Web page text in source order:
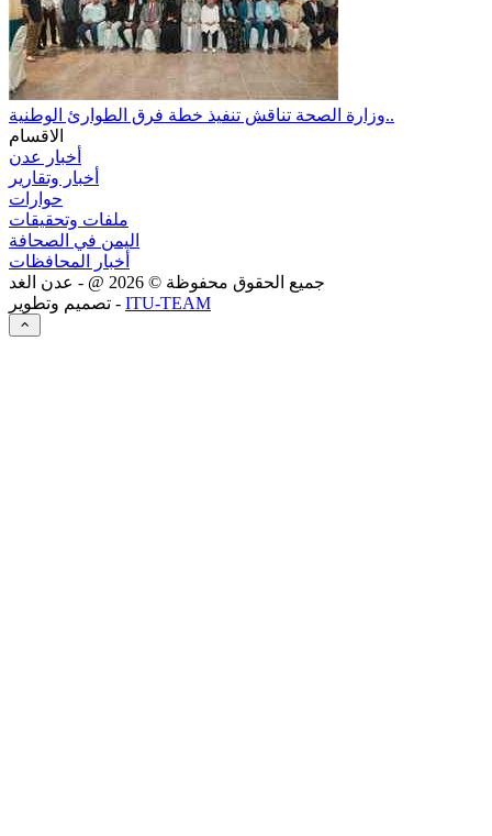
وزارة الصحة تناقش تنفيذ خطة فرق الطوارئ الوطنية..
الاقسام
أخبار عدن
أخبار وتقارير
حوارات
ملفات وتحقيقات
اليمن في الصحافة
أخبار المحافظات
جميع الحقوق محفوظة © 2026 @ - عدن الغد
تصميم وتطوير - ITU-TEAM